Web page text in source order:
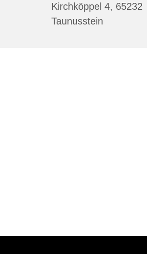
Kirchköppel 4, 65232
Taunusstein